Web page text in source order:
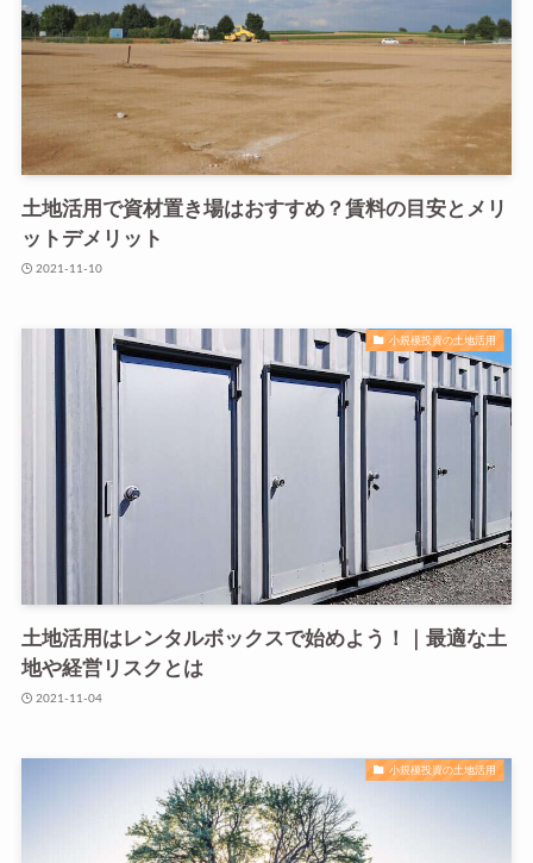
土地活用で資材置き場はおすすめ？賃料の目安とメリ
ットデメリット
2021-11-10
小規模投資の土地活用
土地活用はレンタルボックスで始めよう！｜最適な土
地や経営リスクとは
2021-11-04
小規模投資の土地活用